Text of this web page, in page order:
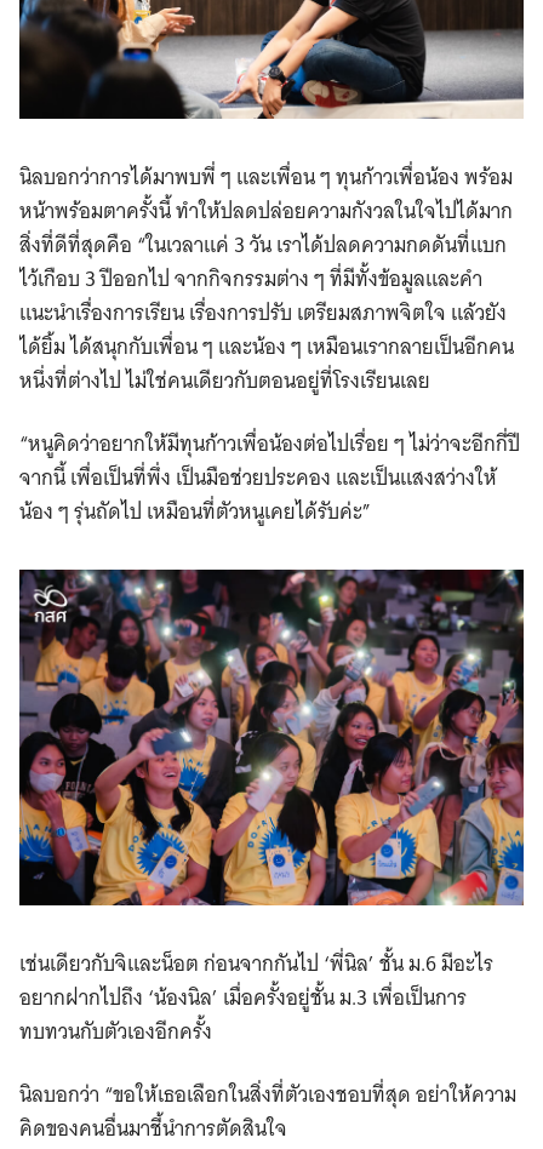
นิลบอกว่าการได้มาพบพี่ ๆ และเพื่อน ๆ ทุนก้าวเพื่อน้อง พร้อม
หน้าพร้อมตาครั้งนี้ ทำให้ปลดปล่อยความกังวลในใจไปได้มาก
สิ่งที่ดีที่สุดคือ “ในเวลาแค่ 3 วัน เราได้ปลดความกดดันที่แบก
ไว้เกือบ 3 ปีออกไป จากกิจกรรมต่าง ๆ ที่มีทั้งข้อมูลและคำ
แนะนำเรื่องการเรียน เรื่องการปรับ เตรียมสภาพจิตใจ แล้วยัง
ได้ยิ้ม ได้สนุกกับเพื่อน ๆ และน้อง ๆ เหมือนเรากลายเป็นอีกคน
หนึ่งที่ต่างไป ไม่ใช่คนเดียวกับตอนอยู่ที่โรงเรียนเลย
“หนูคิดว่าอยากให้มีทุนก้าวเพื่อน้องต่อไปเรื่อย ๆ ไม่ว่าจะอีกกี่ปี
จากนี้ เพื่อเป็นที่พึ่ง เป็นมือช่วยประคอง และเป็นแสงสว่างให้
น้อง ๆ รุ่นถัดไป เหมือนที่ตัวหนูเคยได้รับค่ะ”
เช่นเดียวกับจิและน็อต ก่อนจากกันไป ‘พี่นิล’ ชั้น ม.6 มีอะไร
อยากฝากไปถึง ‘น้องนิล’ เมื่อครั้งอยู่ชั้น ม.3 เพื่อเป็นการ
ทบทวนกับตัวเองอีกครั้ง
นิลบอกว่า “ขอให้เธอเลือกในสิ่งที่ตัวเองชอบที่สุด อย่าให้ความ
คิดของคนอื่นมาชี้นำการตัดสินใจ